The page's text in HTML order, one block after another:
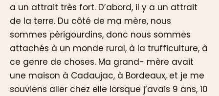
a un attrait très fort. D’abord, il y a un attrait
de la terre. Du côté de ma mère, nous
sommes périgourdins, donc nous sommes
attachés à un monde rural, à la trufficulture, à
ce genre de choses. Ma grand- mère avait
une maison à Cadaujac, à Bordeaux, et je me
souviens aller chez elle lorsque j’avais 9 ans, 10